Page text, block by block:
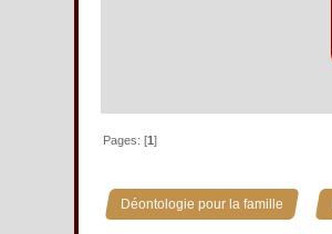
Pages: [1]
Déontologie pour la famille »